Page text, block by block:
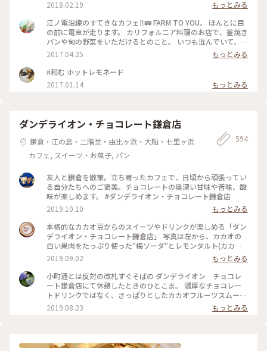
2018.02.19
もっとみる
江ノ電沿線のすてきなカフェ‼︎🚃 FARM TO YOU。 ほんとに目
の前に電車が走ります。 カリフォルニア料理のお店で、釜焼き
パンや旬の野菜をいただけるとのこと。 いつも混んでいて、テ
イクアウトカフェのみなのですが、アルコールもあるので、ゆ
っくりしたいですﾟ･*:.｡. .｡.:*･゜ #farmtoyou #カリフォルニア
料理 #ランチ #カフェ #テイクアウト #由比ヶ浜 #鎌倉 #江ノ電
2017.04.25
もっとみる
#和む ホットレモネード
2017.01.14
もっとみる
ダンデライオン・チョコレート鎌倉店
鎌倉・江の島・二階堂・由比ヶ浜・大船・七里ヶ浜
カフェ, スイーツ・お菓子, パン
594
友人と鎌倉を散策。立ち寄ったカフェで、日頃から頑張ってい
る自分たちへのご褒美。チョコレートの奥深い甘味や苦味、酸
味が楽しめます。 #ダンデライオン・チョコレート鎌倉店
2019.10.10
もっとみる
本格的なカカオ豆からのスイーツやドリンクが楽しめる「ダン
デライオン・チョコレート鎌倉店」 写真は左から、カカオの
白い果肉をたっぷり使った"梅ソーダ"とレモンタルト(カカオ
の間にレモンがしっかりと挟まれており、カカオの苦味となん
だか合っている😱‼️) 窓の外からは鎌倉駅のホームが見え、春
になると桜🌸が窓を覆う感じに咲くようです🚃 ホームを行き
交う人達を見ながら、カフェもたまには素敵だなぁ…と感じま
した。 #チョコレート#わたしの街#ダンデライオン#カカオ#鎌
2019.09.02
もっとみる
小町通とは反対の改札すぐそばの ダンデライオン チョコレ
ート鎌倉店にて休憩したときのひとこま。 濃厚なチョコレー
トドリンクではなく、さっぱりとしたカカオフルーツスムージ
ーを。 美味しかったです～ そしておまけのお菓子も嬉しい。
#鎌倉 #ダンデライオンチョコレート #スムージー
2019.08.23 もっとみる